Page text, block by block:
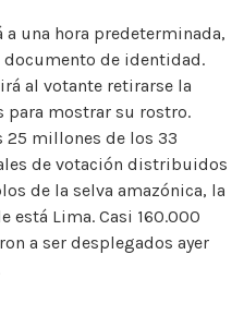
una hora predeterminada,
de identidad.
al votante retirarse la
para mostrar su rostro.
25 millones de los 33
de votación distribuidos
de la selva amazónica, la
está Lima. Casi 160.000
a ser desplegados ayer